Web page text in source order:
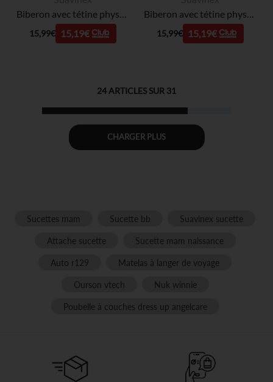
15,99€ 15,19€ 15,99€ 15,19€
24 ARTICLES SUR 31
CHARGER PLUS
Sucettes mam Sucette bb
Suavinex sucette
Attache sucette
Sucette mam naissance
Auto r129
Matelas à langer de voyage
Ourson vtech
Nuk winnie
Poubelle à couches dress up angelcare